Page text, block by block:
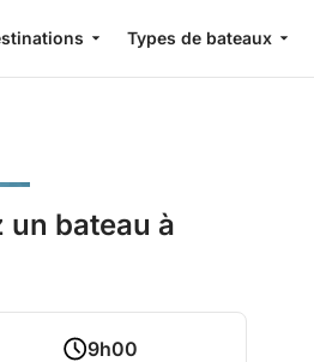
Types de bateaux
un bateau à
9h00